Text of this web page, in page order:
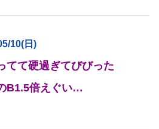
10(日)
てて硬過ぎてびびった
B1.5倍えぐい…